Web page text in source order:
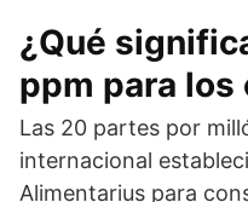
¿Qué
ppm para los
Las 20 partes por
internacional
Alimentarius para